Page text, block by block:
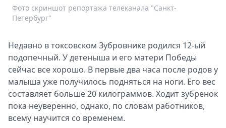
Скачай
Metro
Фото скриншот репортажа телеканала "Санкт-
Петербург"
Недавно в токсовском Зубровнике родился 12-ый
подопечный. У детеныша и его матери Победы
сейчас все хорошо. В первые два часа после родов у
малыша уже получилось подняться на ноги. Его вес
составляет больше 20 килограммов. Ходит зубренок
пока неуверенно, однако, по словам работников,
всему научится со временем.